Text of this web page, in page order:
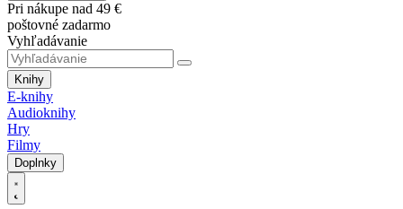
Pri nákupe nad 49 €
poštovné zadarmo
Vyhľadávanie
Knihy
E-knihy
Audioknihy
Hry
Filmy
Doplnky